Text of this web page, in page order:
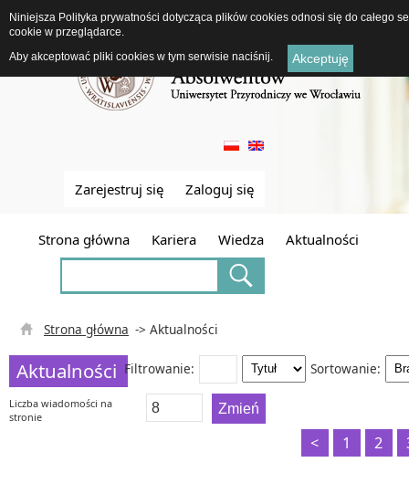
Zarejestruj się Zaloguj się
Strona główna Kariera Wiedza Aktualności
Strona główna -> Aktualności
Sortowanie:
Filtrowanie:
Aktualności
Liczba wiadomości na
stronie
< 1 2
Niniejsza Polityka prywatności dotycząca plików cookies odnosi się do całego
cookie w przeglądarce.
Aby akceptować pliki cookies w tym serwisie naciśnij.
Akceptuję